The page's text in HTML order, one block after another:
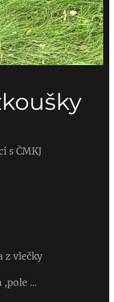
s ČMKJ
z vlečky
,pole ...